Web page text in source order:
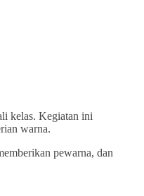
kelas. Kegiatan ini
warna.
pewarna, dan